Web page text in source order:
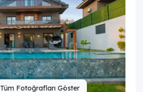
Tüm Fotoğrafları Göster